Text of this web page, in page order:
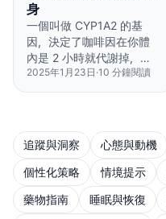
身
一個叫做 CYP1A2 的基
因，決定了咖啡因在你體
內是 2 小時就代謝掉，還
是會殘留 12 小時——這影
響的不只是睡眠，還有心
2025年1月23日 ·10 分鐘閱讀
追蹤與洞察 心態與動機
個性化策略
情境提示
藥物指南
睡眠與恢復